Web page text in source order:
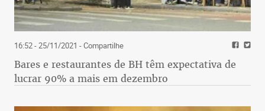
16:52 - 25/11/2021 - Compartilhe
Bares e restaurantes de BH têm expectativa de
lucrar 90% a mais em dezembro